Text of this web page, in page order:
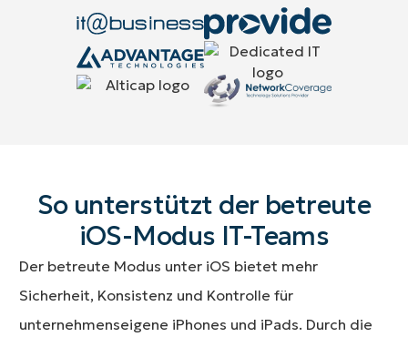
So unterstützt der betreute
iOS-Modus IT-Teams
Der betreute Modus unter iOS bietet mehr
Sicherheit, Konsistenz und Kontrolle für
unternehmenseigene iPhones und iPads. Durch die